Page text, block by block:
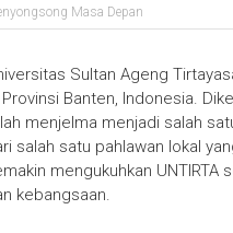
Masa Depan
Sultan Ageng
Banten, Indonesia.
menjelma menjadi salah
salah satu pahlawan lokal
mengukuhkan
kebangsaan.